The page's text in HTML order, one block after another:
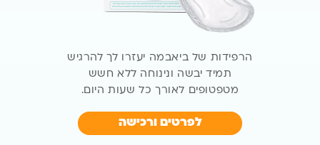
הרפידות של ביאבמה יעזרו לך להרגיש
תמידיבשה ונינוחה ללא חשש
מטפטופים לאורך כלשעות היום.
לפרטים ורכישה